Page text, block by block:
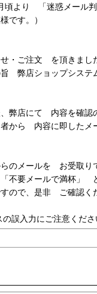
より 「迷惑メール判
です。）
・ご注文 を頂きまし
弊店ショップシステ
、弊店にて 内容を確
から 内容に即したメ
のメールを お受取り
「不要メールで満杯」
ので、是非 ご確認く
誤入力にご注意くださ